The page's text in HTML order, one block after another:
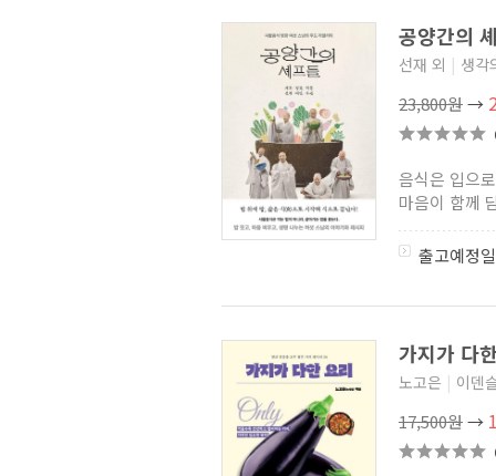
공양간의
선재 외 | 생각
23,800원→
음식은 입으
마음이 함께
출고예정
가지가 다
노고은 | 이덴
17,500원→